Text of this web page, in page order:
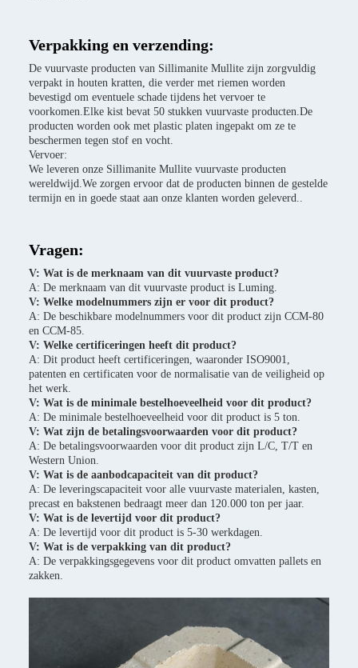
Verpakking en verzending:
De vuurvaste producten van Sillimanite Mullite zijn zorgvuldig
verpakt in houten kratten, die verder met riemen worden
bevestigd om eventuele schade tijdens het vervoer te
voorkomen.Elke kist bevat 50 stukken vuurvaste producten.De
producten worden ook met plastic platen ingepakt om ze te
beschermen tegen stof en vocht.
Vervoer:
We leveren onze Sillimanite Mullite vuurvaste producten
wereldwijd.We zorgen ervoor dat de producten binnen de gestelde
termijn en in goede staat aan onze klanten worden geleverd..
Vragen:
V: Wat is de merknaam van dit vuurvaste product?
A: De merknaam van dit vuurvaste product is Luming.
V: Welke modelnummers zijn er voor dit product?
A: De beschikbare modelnummers voor dit product zijn CCM-80
en CCM-85.
V: Welke certificeringen heeft dit product?
A: Dit product heeft certificeringen, waaronder ISO9001,
patenten en certificaten voor de normalisatie van de veiligheid op
het werk.
V: Wat is de minimale bestelhoeveelheid voor dit product?
A: De minimale bestelhoeveelheid voor dit product is 5 ton.
V: Wat zijn de betalingsvoorwaarden voor dit product?
A: De betalingsvoorwaarden voor dit product zijn L/C, T/T en
Western Union.
V: Wat is de aanbodcapaciteit van dit product?
A: De leveringscapaciteit voor alle vuurvaste materialen, kasten,
precast en bakstenen bedraagt meer dan 120.000 ton per jaar.
V: Wat is de levertijd voor dit product?
A: De levertijd voor dit product is 5-30 werkdagen.
V: Wat is de verpakking van dit product?
A: De verpakkingsgegevens voor dit product omvatten pallets en
zakken.